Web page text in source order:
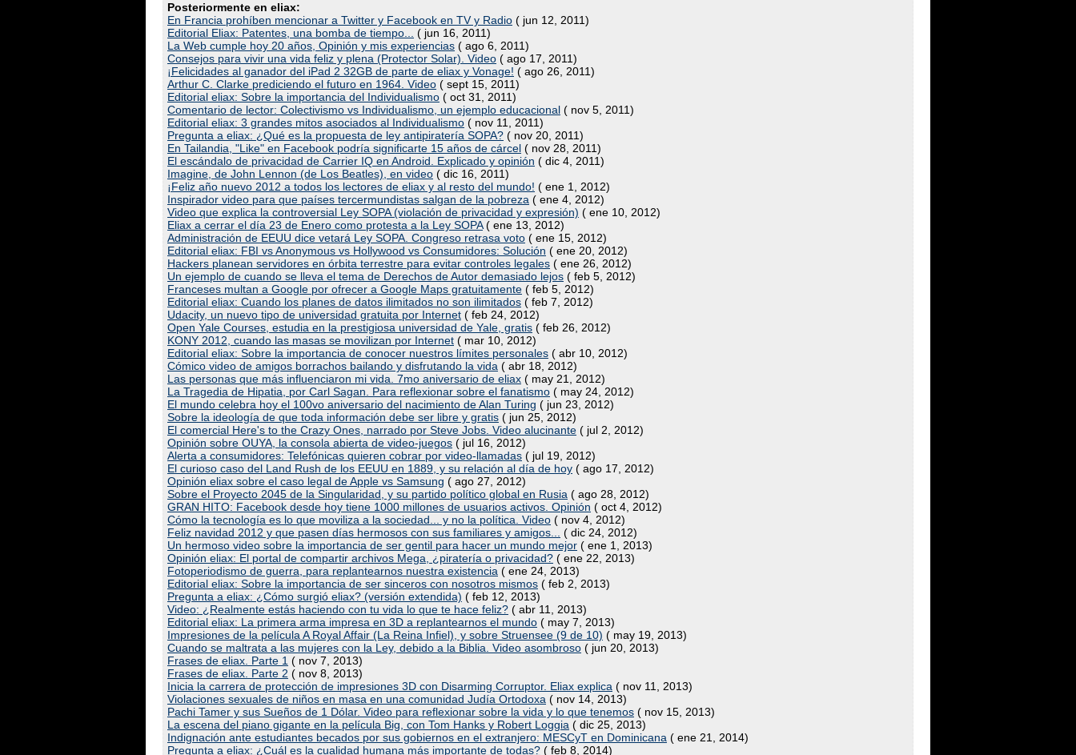
Posteriormente en eliax:
En Francia prohíben mencionar a Twitter y Facebook en TV y Radio ( jun 12, 2011)
Editorial Eliax: Patentes, una bomba de tiempo...
( jun 16, 2011)
La Web cumple hoy 20 años, Opinión y mis experiencias ( ago 6, 2011)
Consejos para vivir una vida feliz y plena (Protector Solar). Video ( ago 17, 2011)
¡Felicidades al ganador del iPad 2 32GB de parte de eliax y Vonage! ( ago 26, 2011)
Arthur C. Clarke prediciendo el futuro en 1964. Video ( sept 15, 2011)
Editorial eliax: Sobre la importancia del Individualismo ( oct 31, 2011)
Comentario de lector: Colectivismo vs Individualismo, un ejemplo educacional ( nov 5, 2011)
Editorial eliax: 3 grandes mitos asociados al Individualismo ( nov 11, 2011)
Pregunta a eliax: ¿Qué es la propuesta de ley antipiratería SOPA? ( nov 20, 2011)
En Tailandia, "Like" en Facebook podría significarte 15 años de cárcel ( nov 28, 2011)
El escándalo de privacidad de Carrier IQ en Android. Explicado y opinión ( dic 4, 2011)
Imagine, de John Lennon (de Los Beatles), en video ( dic 16, 2011)
¡Feliz año nuevo 2012 a todos los lectores de eliax y al resto del mundo! ( ene 1, 2012)
Inspirador video para que países tercermundistas salgan de la pobreza ( ene 4, 2012)
Video que explica la controversial Ley SOPA (violación de privacidad y expresión) ( ene 10, 2012)
Eliax a cerrar el día 23 de Enero como protesta a la Ley SOPA( ene 13, 2012)
Administración de EEUU dice vetará Ley SOPA. Congreso retrasa voto ( ene 15, 2012)
Editorial eliax: FBI vs Anonymous vs Hollywood vs Consumidores: Solución ( ene 20, 2012)
Hackers planean servidores en órbita terrestre para evitar controles legales ( ene 26, 2012)
Un ejemplo de cuando se lleva el tema de Derechos de Autor demasiado lejos ( feb 5, 2012)
Franceses multan a Google por ofrecer a Google Maps gratuitamente ( feb 5, 2012)
Editorial eliax: Cuando los planes de datos ilimitados no son ilimitados ( feb 7, 2012)
Udacity, un nuevo tipo de universidad gratuita por Internet ( feb 24, 2012)
Open Yale Courses, estudia en la prestigiosa universidad de Yale, gratis ( feb 26, 2012)
KONY 2012, cuando las masas se movilizan por Internet ( mar 10, 2012)
Editorial eliax: Sobre la importancia de conocer nuestros límites personales ( abr 10, 2012)
Cómico video de amigos borrachos bailando y disfrutando la vida ( abr 18, 2012)
Las personas que más influenciaron mi vida. 7mo aniversario de eliax ( may 21, 2012)
La Tragedia de Hipatia, por Carl Sagan. Para reflexionar sobre el fanatismo ( may 24, 2012)
El mundo celebra hoy el 100vo aniversario del nacimiento de Alan Turing ( jun 23, 2012)
Sobre la ideología de que toda información debe ser libre y gratis ( jun 25, 2012)
El comercial Here's to the Crazy Ones, narrado por Steve Jobs. Video alucinante ( jul 2, 2012)
Opinión sobre OUYA, la consola abierta de video-juegos ( jul 16, 2012)
Alerta a consumidores: Telefónicas quieren cobrar por video-llamadas ( jul 19, 2012)
El curioso caso del Land Rush de los EEUU en 1889, y su relación al día de hoy ( ago 17, 2012)
Opinión eliax sobre el caso legal de Apple vs Samsung ( ago 27, 2012)
Sobre el Proyecto 2045 de la Singularidad, y su partido político global en Rusia ( ago 28, 2012)
GRAN HITO: Facebook desde hoy tiene 1000 millones de usuarios activos. Opinión ( oct 4, 2012)
Cómo la tecnología es lo que moviliza a la sociedad... y no la política. Video ( nov 4, 2012)
Feliz navidad 2012 y que pasen días hermosos con sus familiares y amigos...
( dic 24, 2012)
Un hermoso video sobre la importancia de ser gentil para hacer un mundo mejor ( ene 1, 2013)
Opinión eliax: El portal de compartir archivos Mega, ¿piratería o privacidad? ( ene 22, 2013)
Fotoperiodismo de guerra, para replantearnos nuestra existencia ( ene 24, 2013)
Editorial eliax: Sobre la importancia de ser sinceros con nosotros mismos ( feb 2, 2013)
Pregunta a eliax: ¿Cómo surgió eliax? (versión extendida) ( feb 12, 2013)
Video: ¿Realmente estás haciendo con tu vida lo que te hace feliz? ( abr 11, 2013)
Editorial eliax: La primera arma impresa en 3D a replantearnos el mundo ( may 7, 2013)
Impresiones de la película A Royal Affair (La Reina Infiel), y sobre Struensee (9 de 10) ( may 19, 2013)
Cuando se maltrata a las mujeres con la Ley, debido a la Biblia. Video asombroso ( jun 20, 2013)
Frases de eliax. Parte 1 ( nov 7, 2013)
Frases de eliax. Parte 2 ( nov 8, 2013)
Inicia la carrera de protección de impresiones 3D con Disarming Corruptor. Eliax explica ( nov 11, 2013)
Violaciones sexuales de niños en masa en una comunidad Judía Ortodoxa ( nov 14, 2013)
Pachi Tamer y sus Sueños de 1 Dólar. Video para reflexionar sobre la vida y lo que tenemos ( nov 15, 2013)
La escena del piano gigante en la película Big, con Tom Hanks y Robert Loggia ( dic 25, 2013)
Indignación ante estudiantes becados por sus gobiernos en el extranjero: MESCyT en Dominicana ( ene 21, 2014)
Pregunta a eliax: ¿Cuál es la cualidad humana más importante de todas? ( feb 8, 2014)